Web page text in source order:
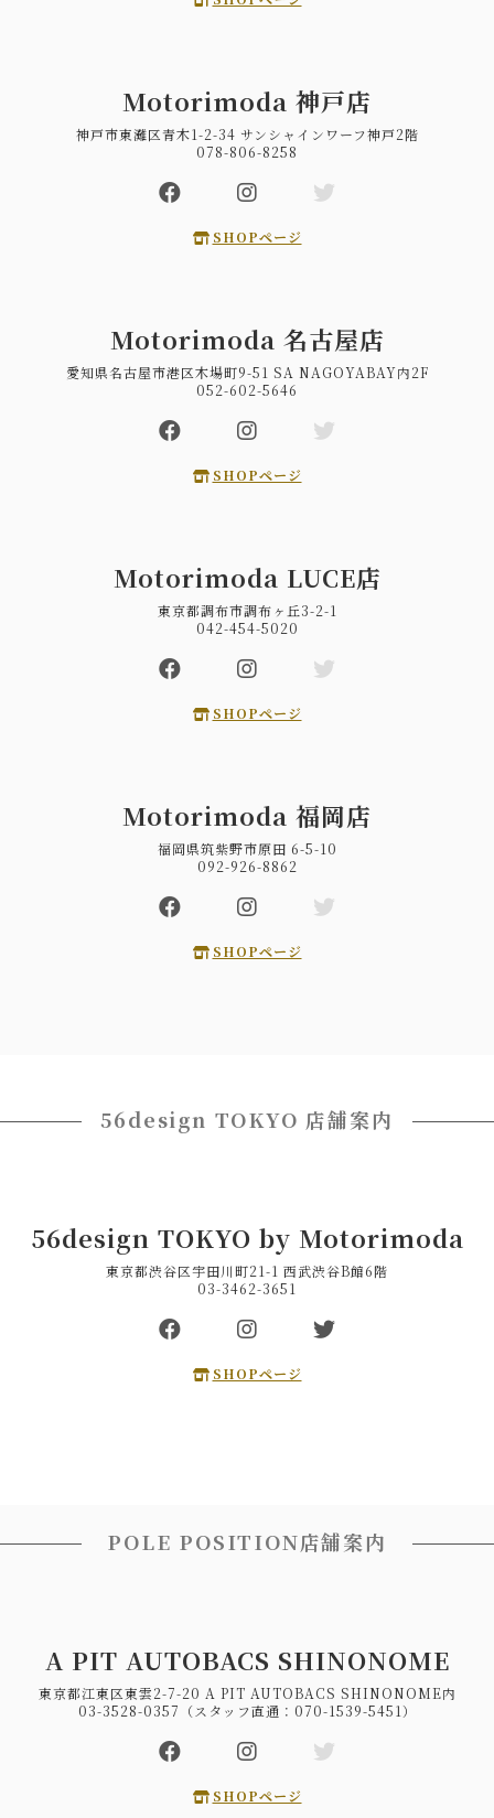
Motorimoda 神戸店
神戸市東灘区青木1-2-34 サンシャインワーフ神戸2階
078-806-8258
SHOPページ
Motorimoda 名古屋店
愛知県名古屋市港区木場町9-51 SA NAGOYABAY内2F
052-602-5646
SHOPページ
Motorimoda LUCE店
東京都調布市調布ヶ丘3-2-1
042-454-5020
SHOPページ
Motorimoda 福岡店
福岡県筑紫野市原田 6-5-10
092-926-8862
SHOPページ
56design TOKYO 店舗案内
56design TOKYO by Motorimoda
東京都渋谷区宇田川町21-1 西武渋谷B館6階
03-3462-3651
SHOPページ
POLE POSITION店舗案内
A PIT AUTOBACS SHINONOME
東京都江東区東雲2-7-20 A PIT AUTOBACS SHINONOME内
03-3528-0357（スタッフ直通：070-1539-5451）
SHOPページ